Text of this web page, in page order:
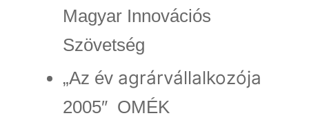
Magyar Innovációs
Szövetség
„Az év agrárvállalkozója
2005″ OMÉK